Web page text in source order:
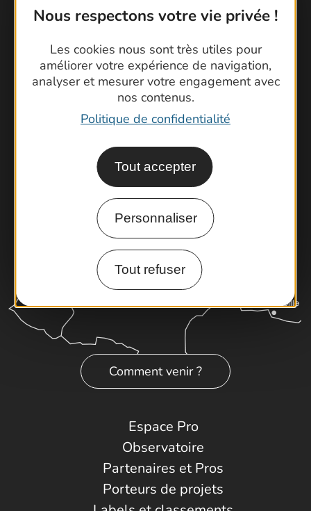
Nous respectons votre vie privée !
Les cookies nous sont très utiles pour
améliorer votre expérience de navigation,
analyser et mesurer votre engagement avec
nos contenus.
Politique de confidentialité
Tout accepter
Personnaliser
Tout refuser
Contactez-nous !
Foire aux questions
Brochures
Cartoguides et Topoguides
Latitude Gard
Comment venir ?
Espace Pro
Observatoire
Partenaires et Pros
Porteurs de projets